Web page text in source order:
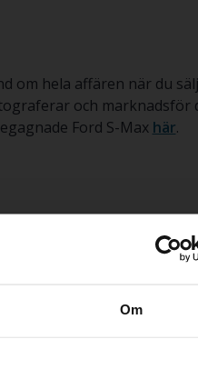
Om
om hela affären när du
och marknadsför
Ford S-Max här.
Ford